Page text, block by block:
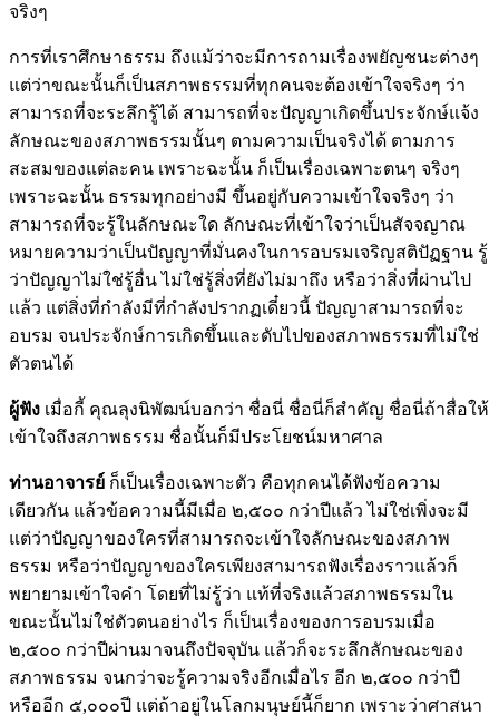
จริงๆ
การที่เราศึกษาธรรม ถึงแม้ว่าจะมีการถามเรื่องพยัญชนะต่างๆ
แต่ว่าขณะนั้นก็เป็นสภาพธรรมที่ทุกคนจะต้องเข้าใจจริงๆ ว่า
สามารถที่จะระลึกรู้ได้ สามารถที่จะปัญญาเกิดขึ้นประจักษ์แจ้ง
ลักษณะของสภาพธรรมนั้นๆ ตามความเป็นจริงได้ ตามการ
สะสมของแต่ละคน เพราะฉะนั้น ก็เป็นเรื่องเฉพาะตนๆ จริงๆ
เพราะฉะนั้น ธรรมทุกอย่างมี ขึ้นอยู่กับความเข้าใจจริงๆ ว่า
สามารถที่จะรู้ในลักษณะใด ลักษณะที่เข้าใจว่าเป็นสัจจญาณ
หมายความว่าเป็นปัญญาที่มั่นคงในการอบรมเจริญสติปัฏฐาน รู้
ว่าปัญญาไม่ใช่รู้อื่น ไม่ใช่รู้สิ่งที่ยังไม่มาถึง หรือว่าสิ่งที่ผ่านไป
แล้ว แต่สิ่งที่กำลังมีที่กำลังปรากฏเดี๋ยวนี้ ปัญญาสามารถที่จะ
อบรม จนประจักษ์การเกิดขึ้นและดับไปของสภาพธรรมที่ไม่ใช่
ตัวตนได้
ผู้ฟัง เมื่อกี้ คุณลุงนิพัฒน์บอกว่า ชื่อนี่ ชื่อนี่ก็สำคัญ ชื่อนี่ถ้าสื่อให้
เข้าใจถึงสภาพธรรม ชื่อนั้นก็มีประโยชน์มหาศาล
ท่านอาจารย์ ก็เป็นเรื่องเฉพาะตัว คือทุกคนได้ฟังข้อความ
เดียวกัน แล้วข้อความนี้มีเมื่อ ๒,๕๐๐ กว่าปีแล้ว ไม่ใช่เพิ่งจะมี
แต่ว่าปัญญาของใครที่สามารถจะเข้าใจลักษณะของสภาพ
ธรรม หรือว่าปัญญาของใครเพียงสามารถฟังเรื่องราวแล้วก็
พยายามเข้าใจคำ โดยที่ไม่รู้ว่า แท้ที่จริงแล้วสภาพธรรมใน
ขณะนั้นไม่ใช่ตัวตนอย่างไร ก็เป็นเรื่องของการอบรมเมื่อ
๒,๕๐๐ กว่าปีผ่านมาจนถึงปัจจุบัน แล้วก็จะระลึกลักษณะของ
สภาพธรรม จนกว่าจะรู้ความจริงอีกเมื่อไร อีก ๒,๕๐๐ กว่าปี
หรืออีก ๕,๐๐๐ปี แต่ถ้าอยู่ในโลกมนุษย์นี้ก็ยาก เพราะว่าศาสนา